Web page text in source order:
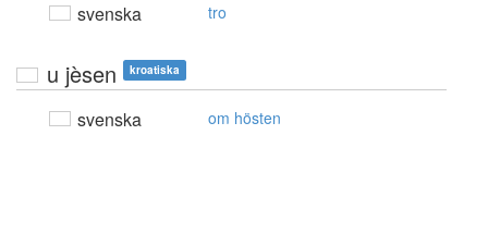
svenska tro
u jèsen kroatiska
svenska om hösten